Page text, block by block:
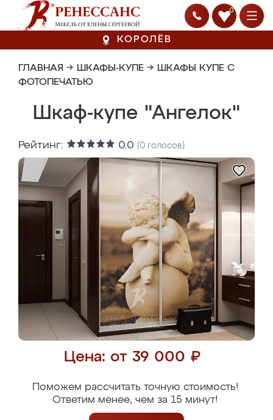
0
КОРОЛЁВ
ГЛАВНАЯ → ШКАФЫ-КУПЕ → ШКАФЫ КУПЕ С
ФОТОПЕЧАТЬЮ
Шкаф-купе "Ангелок"
Рейтинг: 0.0 (0 голосов)
Цена: от 39 000 ₽
Поможем рассчитать точную стоимость!
Ответим менее, чем за 15 минут!